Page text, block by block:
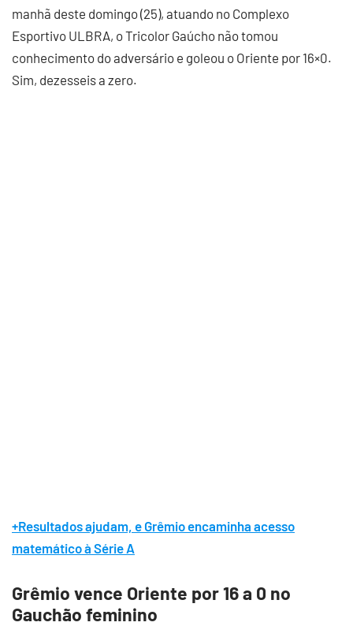
manhã deste domingo (25), atuando no Complexo
Esportivo ULBRA, o Tricolor Gaúcho não tomou
conhecimento do adversário e goleou o Oriente por 16×0.
Sim, dezesseis a zero.
+Resultados ajudam, e Grêmio encaminha acesso
matemático à Série A
Grêmio vence Oriente por 16 a 0 no
Gauchão feminino